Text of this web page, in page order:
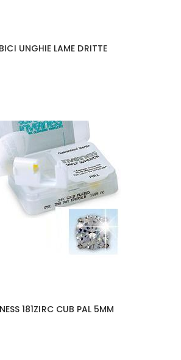
UNGHIE LAME DRITTE
181ZIRC CUB PAL 5MM